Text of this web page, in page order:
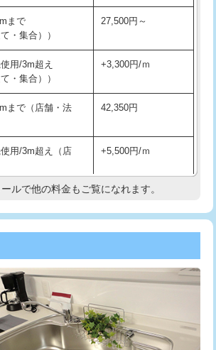
排水トラップ
プ））
22,000円+材料費
部品） 11,000円+材料費
栓） 13,200円
水栓）
器・分岐水栓） 16,500円
洗浄便座） 22,000円
便座⇔温水洗浄便
22,000円
ル加工)
ド止め) 3,300円
金具設置) 5,500円
材使用（バンド止
5,500円
まで
・集合））
27,500円～
用/3m超え
・集合））
+3,300円/ｍ
まで（店舗・法
42,350円
用/3m超え（店
+5,500円/ｍ
現地調査
まで
/3m超え +3,300円
33,000円
8,800円
ルで他の料金もご覧になれます。